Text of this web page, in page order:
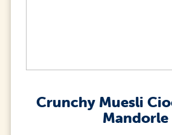
Crunchy Muesli
Mandorle